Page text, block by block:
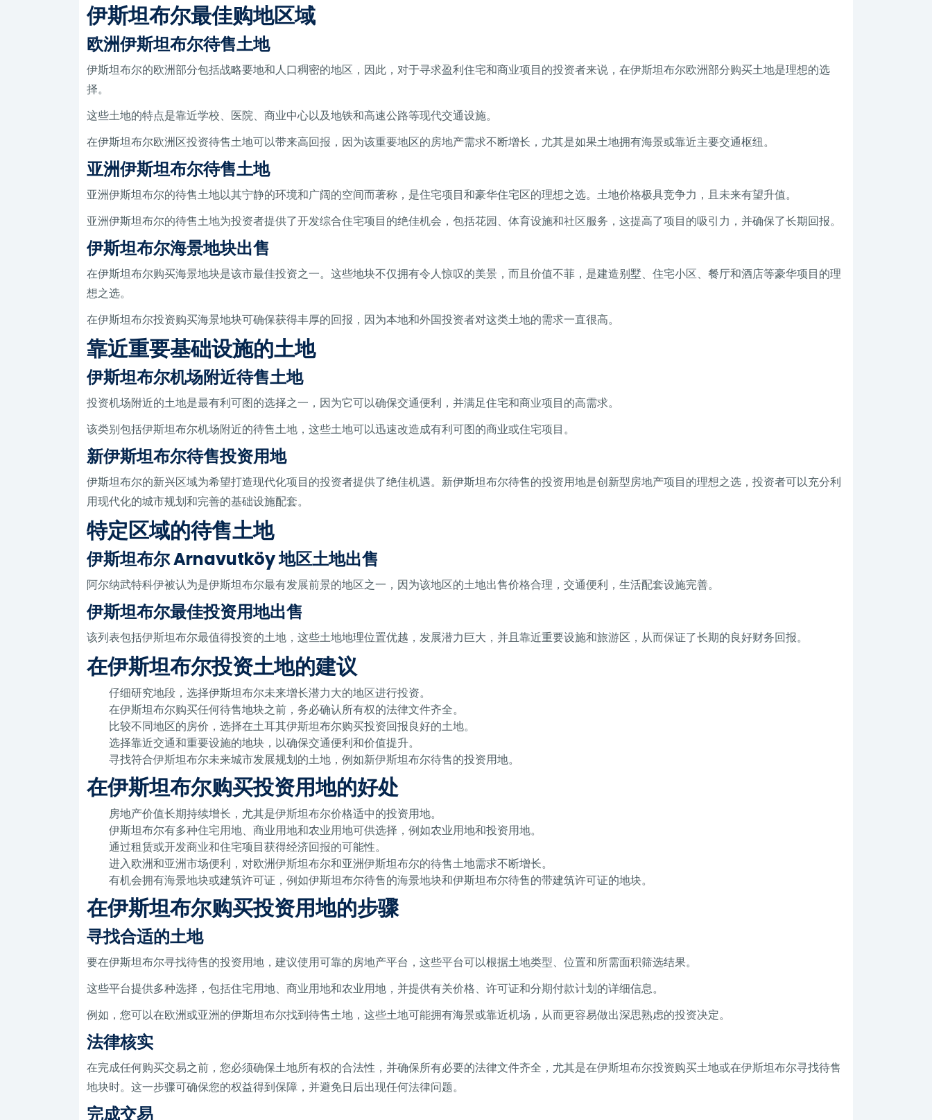
伊斯坦布尔最佳购地区域
欧洲伊斯坦布尔待售土地
伊斯坦布尔的欧洲部分包括战略要地和人口稠密的地区，因此，对于寻求盈利住宅和商业项目的投资者来说，在伊斯坦布尔欧洲部分购买土地是理想的选
择。
这些土地的特点是靠近学校、医院、商业中心以及地铁和高速公路等现代交通设施。
在伊斯坦布尔欧洲区投资待售土地可以带来高回报，因为该重要地区的房地产需求不断增长，尤其是如果土地拥有海景或靠近主要交通枢纽。
亚洲伊斯坦布尔待售土地
亚洲伊斯坦布尔的待售土地以其宁静的环境和广阔的空间而著称，是住宅项目和豪华住宅区的理想之选。土地价格极具竞争力，且未来有望升值。
亚洲伊斯坦布尔的待售土地为投资者提供了开发综合住宅项目的绝佳机会，包括花园、体育设施和社区服务，这提高了项目的吸引力，并确保了长期回报。
伊斯坦布尔海景地块出售
在伊斯坦布尔购买海景地块是该市最佳投资之一。这些地块不仅拥有令人惊叹的美景，而且价值不菲，是建造别墅、住宅小区、餐厅和酒店等豪华项目的理
想之选。
在伊斯坦布尔投资购买海景地块可确保获得丰厚的回报，因为本地和外国投资者对这类土地的需求一直很高。
靠近重要基础设施的土地
伊斯坦布尔机场附近待售土地
投资机场附近的土地是最有利可图的选择之一，因为它可以确保交通便利，并满足住宅和商业项目的高需求。
该类别包括伊斯坦布尔机场附近的待售土地，这些土地可​​以迅速改造成有利可图的商业或住宅项目。
新伊斯坦布尔待售投资用地
伊斯坦布尔的新兴区域为希望打造现代化项目的投资者提供了绝佳机遇。新伊斯坦布尔待售的投资用地是创新型房地产项目的理想之选，投资者可以充分利
用现代化的城市规划和完善的基础设施配套。
特定区域的待售土地
伊斯坦布尔 Arnavutköy 地区土地出售
阿尔纳武特科伊被认为是伊斯坦布尔最有发展前景的地区之一，因为该地区的土地出售价格合理，交通便利，生活配套设施完善。
伊斯坦布尔最佳投资用地出售
该列表包括伊斯坦布尔最值得投资的土地，这些土地地理位置优越，发展潜力巨大，并且靠近重要设施和旅游区，从而保证了长期的良好财务回报。
在伊斯坦布尔投资土地的建议
仔细研究地段，选择伊斯坦布尔未来增长潜力大的地区进行投资。
在伊斯坦布尔购买任何待售地块之前，务必确认所有权的法律文件齐全。
比较不同地区的房价，选择在土耳其伊斯坦布尔购买投资回报良好的土地。
选择靠近交通和重要设施的地块，以确保交通便利和价值提升。
寻找符合伊斯坦布尔未来城市发展规划的土地，例如新伊斯坦布尔待售的投资用地。
在伊斯坦布尔购买投资用地的好处
房地产价值长期持续增长，尤其是伊斯坦布尔价格适中的投资用地。
伊斯坦布尔有多种住宅用地、商业用地和农业用地可供选择，例如农业用地和投资用地。
通过租赁或开发商业和住宅项目获得经济回报的可能性。
进入欧洲和亚洲市场便利，对欧洲伊斯坦布尔和亚洲伊斯坦布尔的待售土地需求不断增长。
有机会拥有海景地块或建筑许可证，例如伊斯坦布尔待售的海景地块和伊斯坦布尔待售的带建筑许可证的地块。
在伊斯坦布尔购买投资用地的步骤
寻找合适的土地
要在伊斯坦布尔寻找待售的投资用地，建议使用可靠的房地产平台，这些平台可以根据土地类型、位置和所需面积筛选结果。
这些平台提供多种选择，包括住宅用地、商业用地和农业用地，并提供有关价格、许可证和分期付款计划的详细信息。
例如，您可以在欧洲或亚洲的伊斯坦布尔找到待售土地，这些土地可​​能拥有海景或靠近机场，从而更容易做出深思熟虑的投资决定。
法律核实
在完成任何购买交易之前，您必须确保土地所有权的合法性，并确保所有必要的法律文件齐全，尤其是在伊斯坦布尔投资购买土地或在伊斯坦布尔寻找待售
地块时。这一步骤可确保您的权益得到保障，并避免日后出现任何法律问题。
完成交易